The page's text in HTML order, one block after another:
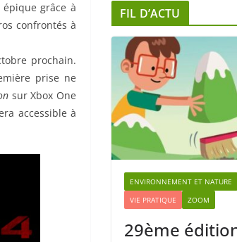
grâce à
confrontés à
prochain.
prise ne
sur Xbox One
accessible à
FIL D’ACTU
ENVIRONNEMENT ET NATURE
VIE PRATIQUE
ZOOM
29ème